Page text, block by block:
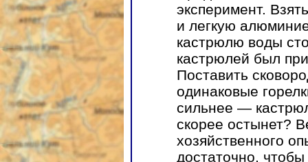
эксперимент.
и легкую
кастрюлю воды
кастрюлей был
Поставить
одинаковые
сильнее —
скорее остынет?
хозяйственного
достаточно,